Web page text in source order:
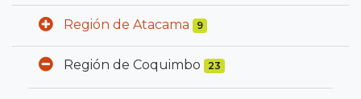
Región de Atacama 9
Región de Coquimbo 23